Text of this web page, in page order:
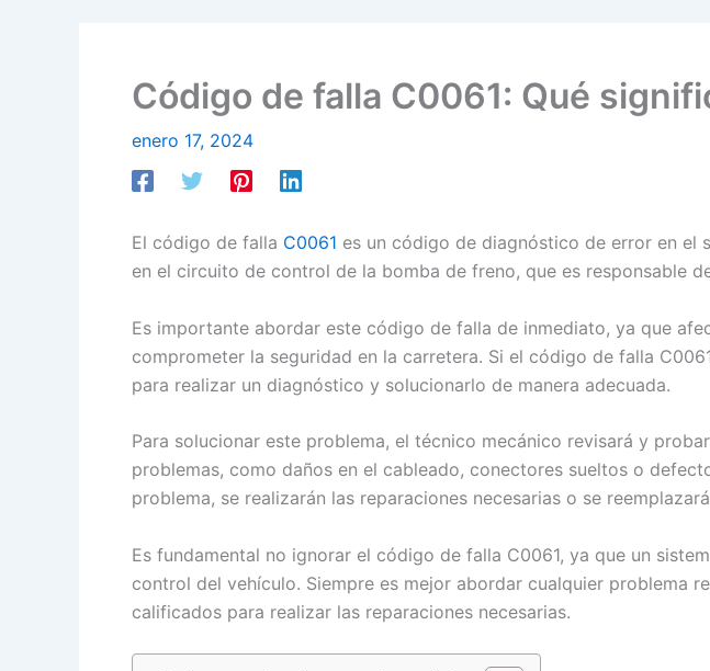
Código de falla C0061: Qué
enero 17, 2024
El código de falla C0061 es un código de diagnóstico de error en el
en el circuito de control de la bomba de freno, que es responsable
Es importante abordar este código de falla de inmediato, ya que
comprometer la seguridad en la carretera. Si el código de falla
para realizar un diagnóstico y solucionarlo de manera adecuada.
Para solucionar este problema, el técnico mecánico revisará y
problemas, como daños en el cableado, conectores sueltos o
problema, se realizarán las reparaciones necesarias o se
Es fundamental no ignorar el código de falla C0061, ya que un
control del vehículo. Siempre es mejor abordar cualquier problema
calificados para realizar las reparaciones necesarias.